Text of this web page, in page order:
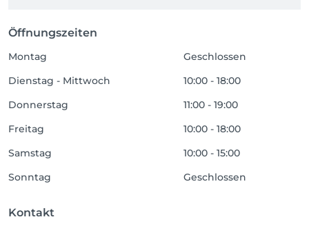
Öffnungszeiten
Montag
Geschlossen
Dienstag - Mittwoch
10:00 - 18:00
Donnerstag
11:00 - 19:00
Freitag
10:00 - 18:00
Samstag
10:00 - 15:00
Sonntag
Geschlossen
Kontakt